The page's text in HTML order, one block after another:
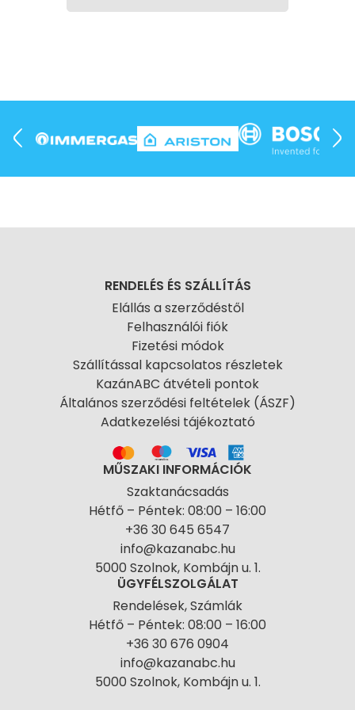
hálózat többi részéről.
• ipari csőhálózatok és technológiai vezetékek
• gépészeti aknák és szakaszolási pontok
• karbantartási és leválasztási feladatok
megbízható szakaszolhatóságát, a hosszú távú
tolózár a csőhálózatok egyik alapvető és
RENDELÉS ÉS SZÁLLÍTÁS
Elállás a szerződéstől
Felhasználói fiók
Fizetési módok
Szállítással kapcsolatos részletek
KazánABC átvételi pontok
Általános szerződési feltételek (ÁSZF)
Adatkezelési tájékoztató
MŰSZAKI INFORMÁCIÓK
Szaktanácsadás
Hétfő – Péntek: 08:00 – 16:00
+36 30 645 6547
info@kazanabc.hu
5000 Szolnok, Kombájn u. 1.
ÜGYFÉLSZOLGÁLAT
Rendelések, Számlák
Hétfő – Péntek: 08:00 – 16:00
+36 30 676 0904
info@kazanabc.hu
5000 Szolnok, Kombájn u. 1.